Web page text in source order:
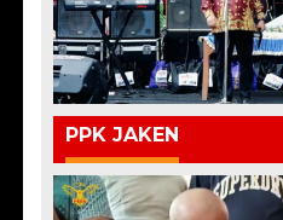
PPK JAKEN